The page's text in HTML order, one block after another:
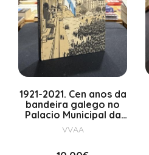
1921-2021. Cen anos da
bandeira galego no
Palacio Municipal da
Coruña
VVAA